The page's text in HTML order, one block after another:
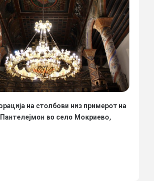
на столбови низ примерот на
во село Мокриево,